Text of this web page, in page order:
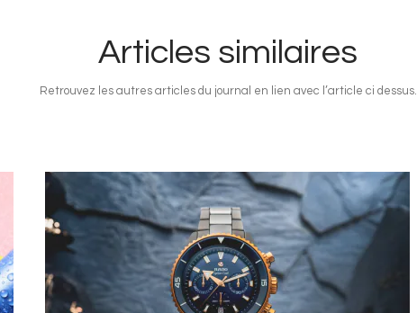
Articles similaires
Retrouvez les autres articles du journal en lien avec l’article ci dessus.
Image